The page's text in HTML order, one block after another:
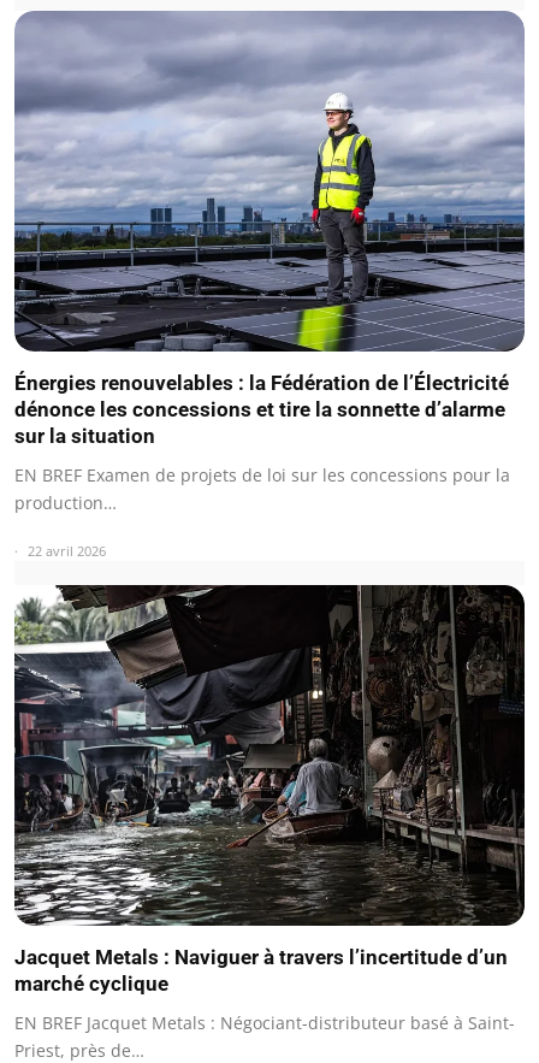
Énergies renouvelables : la Fédération de l’Électricité
dénonce les concessions et tire la sonnette d’alarme
sur la situation
EN BREF Examen de projets de loi sur les concessions pour la
production…
22 avril 2026
Jacquet Metals : Naviguer à travers l’incertitude d’un
marché cyclique
EN BREF Jacquet Metals : Négociant-distributeur basé à Saint-
Priest, près de…